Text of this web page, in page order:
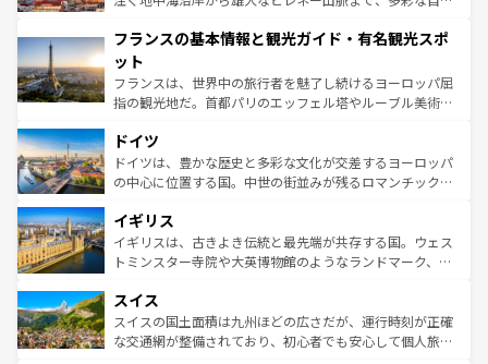
ませてくれるイタリアで、忘れられない旅をしてみよう！
なお、新着のイタリア情報は
しい。
文化が根付くこの国では、情熱的なフラメンコ、熱気あふ
れる闘牛、そして美味しいタパスが生活の一部となってい
る。首都マドリードの洗練された雰囲気や、バルセロナの
アートに溢れた街角から、地方では古代ローマ遺跡や中世
せる。地方によって風土や気候が異なるスペインはその個
性で訪れる人を魅了する。 なお、新着のスペイン情報は コ
ンテンツ一覧を参照してほしい。
フランスの基本情報と観光ガイド・有名観光スポ
ット
フランスは、世界中の旅行者を魅了し続けるヨーロッパ屈
指の観光地だ。首都パリのエッフェル塔やルーブル美術館
で、幅広い魅力が詰まっている。華麗な宮殿、歴史的な大
聖堂、美しいビーチ、そして豊かな自然が、訪れる者を心
から魅了する。また、フランスは美食の国としても知ら
いる。シャンパンの発祥地であるランス、プロヴァンスの
香り高いラベンダー畑など、多彩な楽しみ方が可能だ。さ
らに、パリ以外の地域にも魅力が溢れており、どの街角に
れる地方に足を運ぶとそれぞれで全く異なる文化を体験で
きるだろう。 なお、新着のフランス情報はコンテンツ一覧
を参照してほしい。
ドイツ
ドイツは、豊かな歴史と多彩な文化が交差するヨーロッパ
の中心に位置する国。中世の街並みが残るロマンチック街
顔を持つこの国は、どこを歩いても飽きることがない。ベ
ルリンの文化的活気、バイエルン州のアルプスの絶景、そ
してライン川沿いのワイン畑といった風景は必見。ビール
は、お酒好きな人にはぜひ体験してほしい。 なお、新着の
ドイツ情報はコンテンツ一覧を参照してほしい。
イギリス
イギリスは、古きよき伝統と最先端が共存する国。ウェス
トミンスター寺院や大英博物館のようなランドマーク、歴
リアごとに異なる魅力がある。また、優雅なアフタヌーン
ティー、ビール好きにはたまらない英国パブ、サッカー観
戦など、本場だからこそできる体験も豊富。イギリスを旅
スイス
スイスの国土面積は九州ほどの広さだが、運行時刻が正確
な交通網が整備されており、初心者でも安心して個人旅行